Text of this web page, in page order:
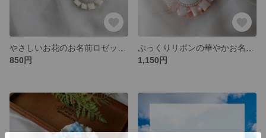
850円
1,150円